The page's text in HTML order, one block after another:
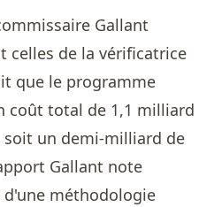
Gallant
celles de la vérificatrice
que le programme
coût total de 1,1 milliard
soit un demi-milliard de
Gallant note
d'une méthodologie